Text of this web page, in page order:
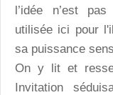
l’idée n’est
utilisée ici pour
sa puissance
On y lit et
Invitation